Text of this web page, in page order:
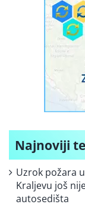
Najnoviji
Uzrok požara
Kraljevu još
autosedišta